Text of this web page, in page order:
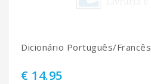
Dicionário Português/Francês
€ 14.95